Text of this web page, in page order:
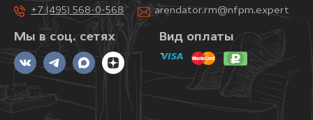
Мы в соц. сетях
+7 (495) 568-0-568 arendator.rm@nfpm.expert
Вид оплаты